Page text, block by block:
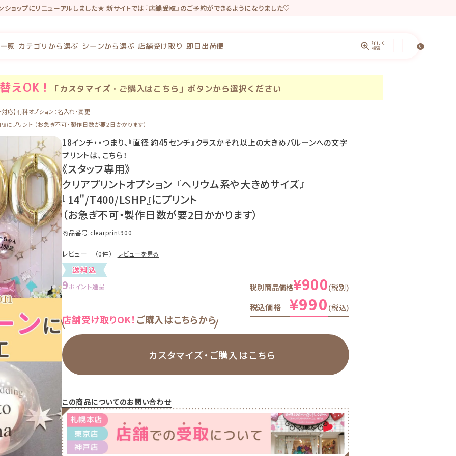
ショップにリニューアルしました★ 新サイトでは『店舗受取』のご予約ができるようになりました♡
で新規会員登録で100P・既存会員様も初回新サイトログインで100Pプレゼントしています。
覧 カテゴリから選ぶ シーンから選ぶ 店舗受け取り 即日出荷便 詳しく
検索 0
えOK！ 「カスタマイズ・ご購入はこちら」ボタンから選択ください
対応】有料オプション：名入れ・変更
にプリント （お急ぎ不可・製作日数が要2日かかります）
18インチ・・つまり、『直径 約45センチ』クラスかそれ以上の大きめバルーンへの文字
プリントは、こちら！
《スタッフ専用》
クリアプリントオプション 『ヘリウム系や大きめサイズ』
『14"/T400/LSHP』にプリント
（お急ぎ不可・製作日数が要2日かかります）
商品番号 clearprint900
レビュー （0件） レビューを見る
送料込
9ポイント進呈 税別商品価格¥900 税別
税込価格 ¥990 税込
店舗受け取りOK！ ご購入はこちらから
カスタマイズ・ ご購入はこちら
この商品についてのお問い合わせ